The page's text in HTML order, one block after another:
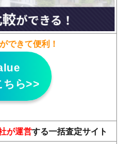
できて便利！
ちら>>
が運営する一括査定サイト